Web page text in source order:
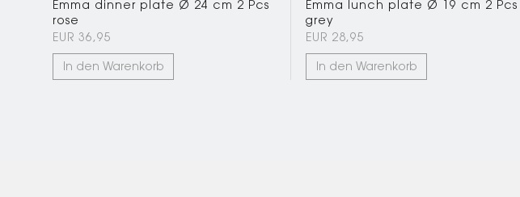
Emma dinner plate Ø 24 cm 2 Pcs
rose
EUR 36,95
In den Warenkorb
Emma lunch plate Ø 19 cm 2 Pcs
grey
EUR 28,95
In den Warenkorb